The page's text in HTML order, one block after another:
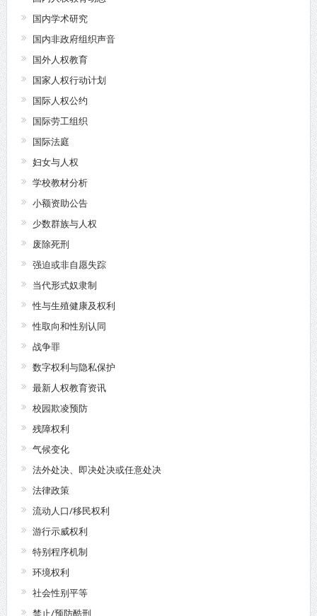
国内学术研究
国内非政府组织声音
国外人权教育
国家人权行动计划
国际人权公约
国际劳工组织
国际法庭
妇女与人权
学校教材分析
小额资助公告
少数群族与人权
废除死刑
强迫或非自愿失踪
当代形式奴隶制
性与生殖健康及权利
性取向和性别认同
战争罪
数字权利与隐私保护
最新人权教育资讯
校园欺凌预防
残障权利
气候变化
法外处决、即决处决或任意处决
法律政策
流动人口/移民权利
游行示威权利
特别程序机制
环境权利
社会性别平等
禁止/预防酷刑